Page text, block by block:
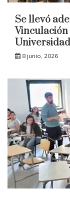
Se llevó
Vinculación
8 junio, 2026